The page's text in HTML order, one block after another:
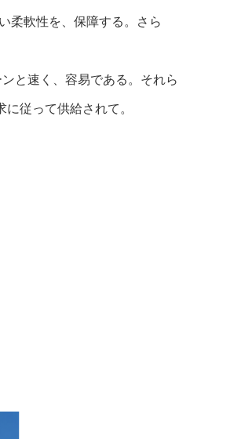
柔軟性を、保障する。さら
と速く、容易である。それら
従って供給されて。